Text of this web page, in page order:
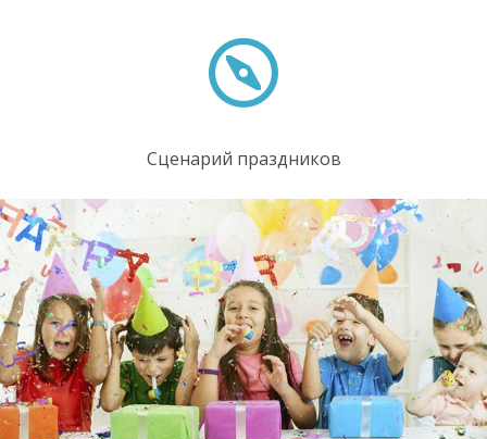
Сценарий праздников